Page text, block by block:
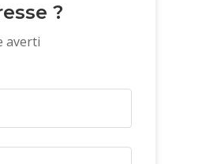
?
averti